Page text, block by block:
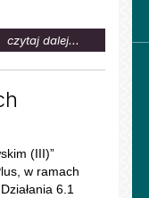
czytaj dalej...
temat:
Pomoc
(III)”
w ramach
6.1